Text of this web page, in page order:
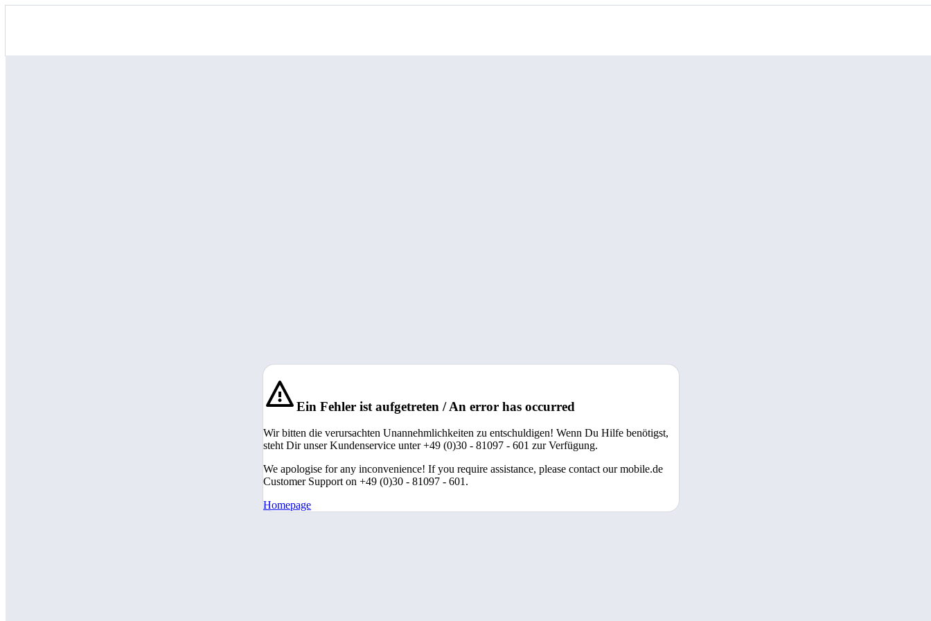
Ein Fehler ist aufgetreten / An error has occurred
Wir bitten die verursachten Unannehmlichkeiten zu entschuldigen! Wenn Du Hilfe benötigst,
steht Dir unser Kundenservice unter +49 (0)30 - 81097 - 601 zur Verfügung.
We apologise for any inconvenience! If you require assistance, please contact our mobile.de
Customer Support on +49 (0)30 - 81097 - 601.
Homepage